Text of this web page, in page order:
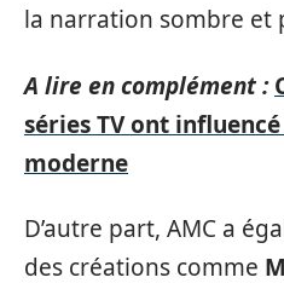
la narration sombre et
A lire en complément :
séries TV ont
moderne
D’autre part, AMC a
des créations comme